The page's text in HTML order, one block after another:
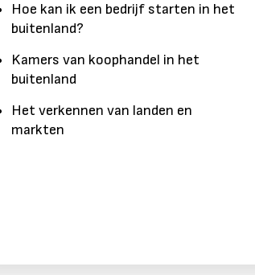
Hoe kan ik een bedrijf starten in het
buitenland?
Kamers van koophandel in het
buitenland
Het verkennen van landen en
markten